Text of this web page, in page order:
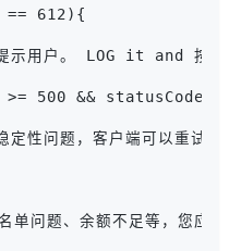
612){
示用户。 LOG it and 按业务
500 && statusCode <
性问题，客户端可以重试，
问题、余额不足等，您应该